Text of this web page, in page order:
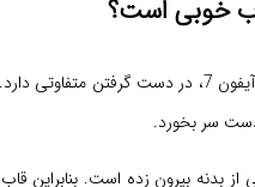
آیفون 7 پلاس به دلیل اندازه بزرگ تر
سر بخورد.
افقی دارد که کمی از بدنه بیرون